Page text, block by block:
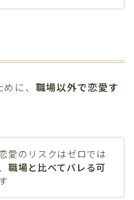
に、 職場以外で恋愛す
愛のリスクはゼロでは
職場と比べてバレる可